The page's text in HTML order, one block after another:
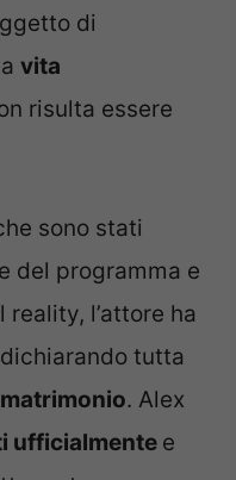
di
vita
risulta essere
sono stati
del programma e
l’attore ha
tutta
matrimonio. Alex
ufficialmente e